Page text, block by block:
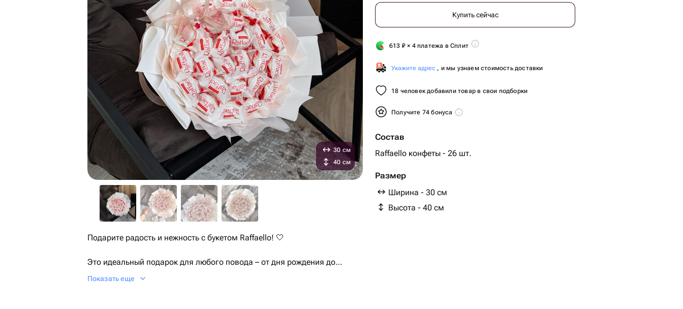
Купить сейчас
613 ₽ × 4 платежа в Сплит
Укажите адрес , и мы узнаем стоимость доставки
18 человек добавили товар в свои подборки
Получите 74 бонуса
Состав
Raffaello конфеты - 26 шт.
Размер
Ширина - 30 см
Высота - 40 см
30 см
40 см
Подарите радость и нежность с букетом Raffaello! 🤍
Это идеальный подарок для любого повода – от дня рождения до
романтического свидания.
Показать еще